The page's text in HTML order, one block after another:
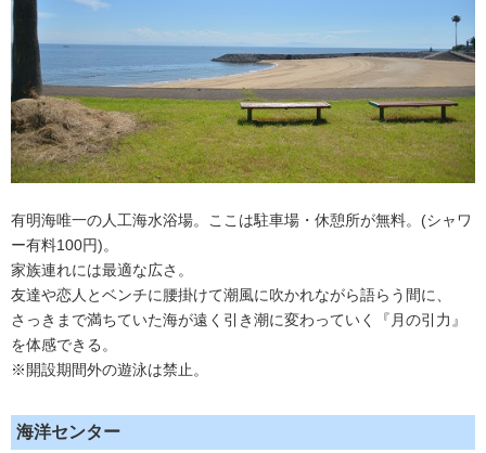
有明海唯一の人工海水浴場。ここは駐車場・休憩所が無料。(シャワ
ー有料100円)。
家族連れには最適な広さ。
友達や恋人とベンチに腰掛けて潮風に吹かれながら語らう間に、
さっきまで満ちていた海が遠く引き潮に変わっていく『月の引力』
を体感できる。
※開設期間外の遊泳は禁止。
海洋センター